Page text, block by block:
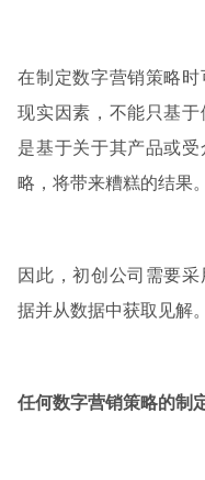
在制定数字营销策略
现实因素，不能只基
是基于关于其产品或
略，将带来糟糕的结果。
因此，初创公司需要
据并从数据中获取见解
任何数字营销策略的制